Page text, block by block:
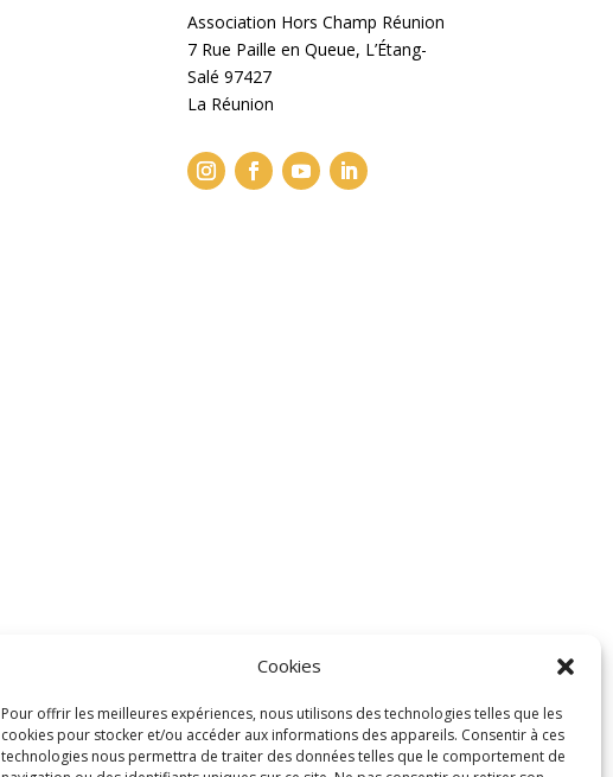
Cookies
Pour offrir les meilleures expériences, nous utilisons des technologies telles que les
cookies pour stocker et/ou accéder aux informations des appareils. Consentir à ces
technologies nous permettra de traiter des données telles que le comportement de
Association Hors Champ Réunion
7 Rue Paille en Queue, L’Étang-
Salé 97427
La Réunion